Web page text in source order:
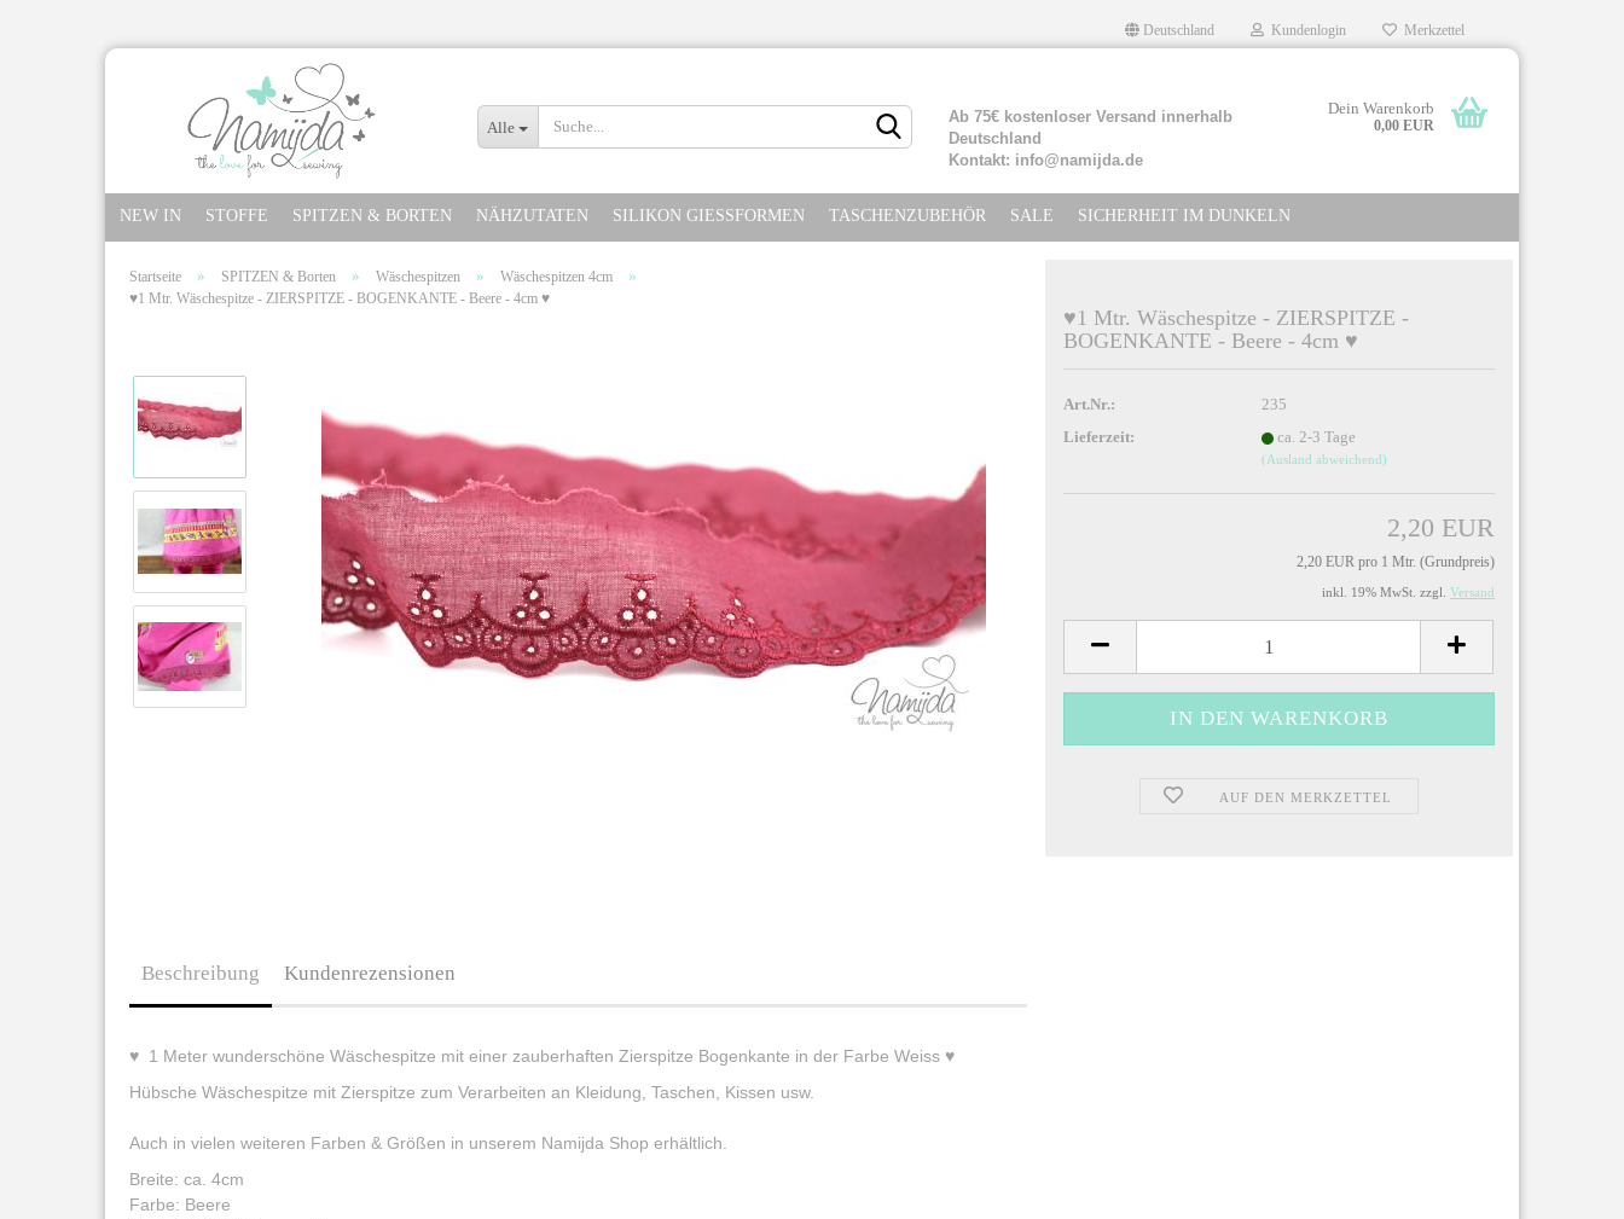
Deutschland Kundenlogin
Passwort vergessen?
Merkzettel
Alle
Ab 75€ kostenloser Versand innerhalb
Deutschland
Kontakt: info@namijda.de
Dein Warenkorb
0,00 EUR
NEW IN STOFFE SPITZEN & BORTEN NÄHZUTATEN SILIKON GIESSFORMEN TASCHENZUBEHÖR SALE SICHERHEIT IM DUNKELN
Startseite » SPITZEN & Borten » Wäschespitzen » Wäschespitzen 4cm »
♥1 Mtr. Wäschespitze - ZIERSPITZE - BOGENKANTE - Beere - 4cm ♥
♥1 Mtr. Wäschespitze - ZIERSPITZE -
BOGENKANTE - Beere - 4cm ♥
Art.Nr.:
235
Lieferzeit:
ca. 2-3 Tage
(Ausland abweichend)
2,20 EUR
2,20 EUR pro 1 Mtr. (Grundpreis)
inkl. 19% MwSt. zzgl. Versand
AUF DEN MERKZETTEL
Beschreibung Kundenrezensionen
♥ 1 Meter wunderschöne Wäschespitze mit einer zauberhaften Zierspitze Bogenkante in der Farbe Weiss ♥
Hübsche Wäschespitze mit Zierspitze zum Verarbeiten an Kleidung, Taschen, Kissen usw.
Auch in vielen weiteren Farben & Größen in unserem Namijda Shop erhältlich.
Breite: ca. 4cm
Farbe: Beere